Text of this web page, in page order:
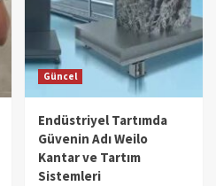
Güncel
Endüstriyel Tartımda
Güvenin Adı Weilo
Kantar ve Tartım
Sistemleri